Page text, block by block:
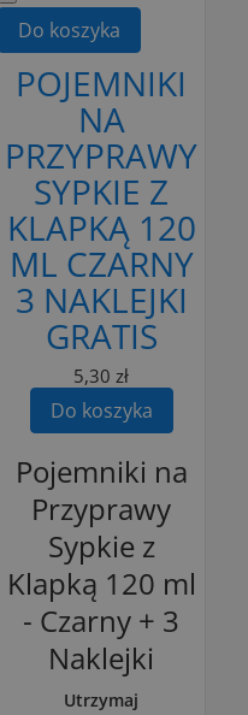
Do koszyka
POJEMNIKI
NA
PRZYPRAWY
SYPKIE Z
KLAPKĄ 120
ML CZARNY
3 NAKLEJKI
GRATIS
5,30 zł
Do koszyka
Pojemniki na
Przyprawy
Sypkie z
Klapką 120 ml
- Czarny + 3
Naklejki
Utrzymaj